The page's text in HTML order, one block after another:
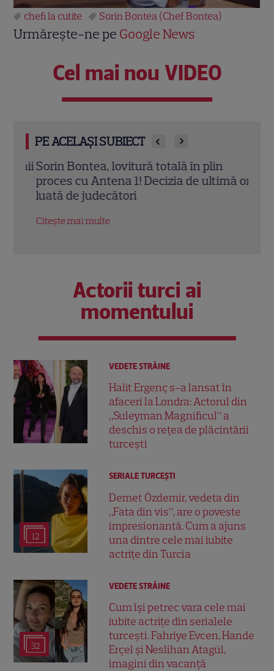
chefi la cutite Sorin Bontea (Chef Bontea)
Urmărește-ne pe Google News
Cel mai nou VIDEO
PE ACELAȘI SUBIECT
Sorin Bontea, lovitură totală în plin
proces cu Antena 1! Decizia de ultimă oră
luată de judecători
Citește mai multe
Actorii turci ai
momentului
VEDETE STRĂINE
Halit Ergenç s-a lansat în
afaceri la Londra: Actorul din
„Suleyman Magnificul” a
deschis o rețea de plăcintării
turcești
12
SERIALE TURCEŞTI
Demet Özdemir, vedeta din
„Fata din vis”, are o poveste
impresionantă. Cum a ajuns
una dintre cele mai iubite
actrițe din Turcia
32
VEDETE STRĂINE
Cum își petrec vara cele mai
iubite actrițe din serialele
turcești. Fahriye Evcen, Hande
Erçel și Neslihan Atagül,
imagini din vacanță